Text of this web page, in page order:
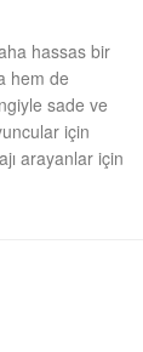
hassas bir
hem de
sade ve
için
arayanlar için